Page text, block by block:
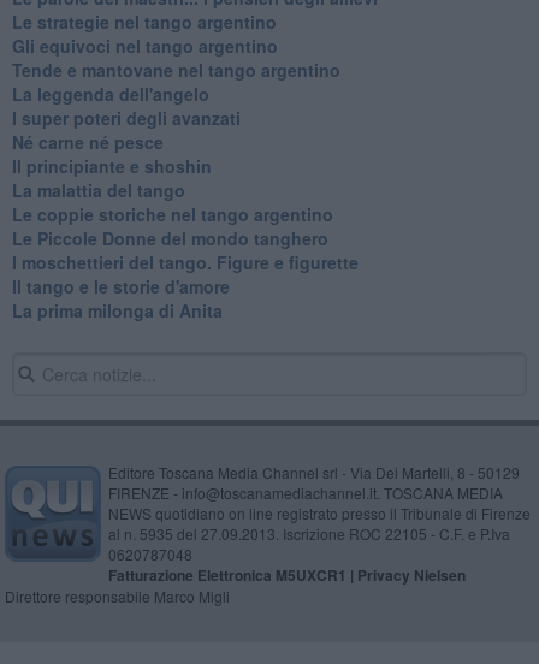
Le strategie nel tango argentino
Gli equivoci nel tango argentino
Tende e mantovane nel tango argentino
La leggenda dell'angelo
I super poteri degli avanzati
​Né carne né pesce
Il principiante e shoshin
La malattia del tango
Le coppie storiche nel tango argentino
​Le Piccole Donne del mondo tanghero
I moschettieri del tango. Figure e figurette
Il tango e le storie d'amore
​La prima milonga di Anita
Editore Toscana Media Channel srl - Via Dei Martelli, 8 - 50129
FIRENZE - info@toscanamediachannel.it. TOSCANA MEDIA
NEWS quotidiano on line registrato presso il Tribunale di Firenze
al n. 5935 del 27.09.2013. Iscrizione ROC 22105 - C.F. e P.Iva
0620787048
Fatturazione Elettronica M5UXCR1 | Privacy Nielsen
Direttore responsabile Marco Migli